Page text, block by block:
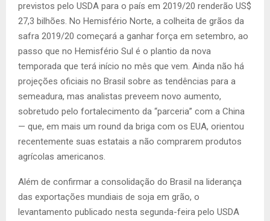
previstos pelo USDA para o país em 2019/20 renderão US$
27,3 bilhões. No Hemisfério Norte, a colheita de grãos da
safra 2019/20 começará a ganhar força em setembro, ao
passo que no Hemisfério Sul é o plantio da nova
temporada que terá início no mês que vem. Ainda não há
projeções oficiais no Brasil sobre as tendências para a
semeadura, mas analistas preveem novo aumento,
sobretudo pelo fortalecimento da “parceria” com a China
— que, em mais um round da briga com os EUA, orientou
recentemente suas estatais a não comprarem produtos
agrícolas americanos.
Além de confirmar a consolidação do Brasil na liderança
das exportações mundiais de soja em grão, o
levantamento publicado nesta segunda-feira pelo USDA